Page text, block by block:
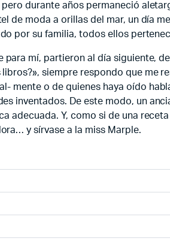
durante años permaneció
de moda a orillas del mar, un día
por su familia, todos ellos
para mí, partieron al día siguiente,
libros?», siempre respondo que me
mente o de quienes haya oído
inventados. De este modo, un
adecuada. Y, como si de una
y sírvase a la miss Marple.